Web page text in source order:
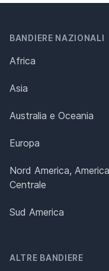
BANDIERE NAZIONALI
Africa
Asia
Australia e Oceania
Europa
Nord America, America
Centrale
Sud America
ALTRE BANDIERE